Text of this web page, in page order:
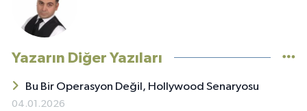
Yazarın Diğer Yazıları
Bu Bir Operasyon Değil, Hollywood Senaryosu
04.01.2026